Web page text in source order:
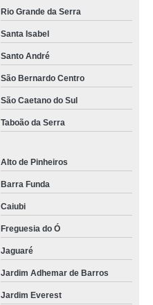
Rio Grande da Serra
Santa Isabel
Santo André
São Bernardo Centro
São Caetano do Sul
Taboão da Serra
Alto de Pinheiros
Barra Funda
Caiubi
Freguesia do Ó
Jaguaré
Jardim Adhemar de Barros
Jardim Everest